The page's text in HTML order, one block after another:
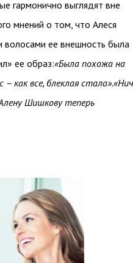
гармонично выглядят вне
мнений о том, что Алеся
волосами ее внешность была
ее образ:«Была похожа на
как все, блеклая
Шишкову теперь